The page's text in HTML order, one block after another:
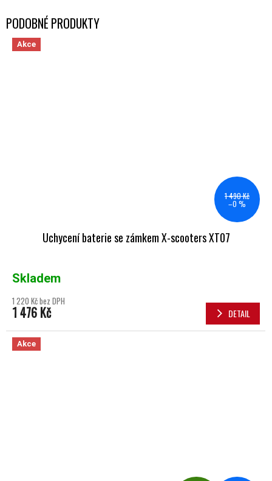
Akce
1 490 Kč
–0 %
Uchycení baterie se zámkem X-scooters XT07
Skladem
1 220 Kč bez DPH
1 476 Kč DETAIL
Akce